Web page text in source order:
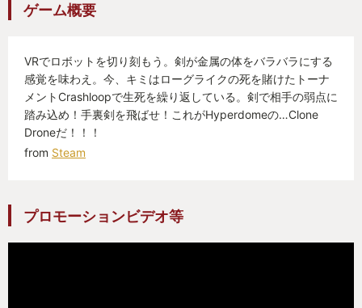
うまく戦えれば斬って捨て斬っては捨ての無双も可
けれど調子に乗って斬られれば即死！ナムアミダブ
ツ！
でもボクセルなロボットだからグロくない！安心！
カジュアルな見た目からは想像できないほど、
で避けられたりもする。
痩せます。痩せました。
ゲーム概要
VRでロボットを切り刻もう。剣が金属の体をバラバラにする
感覚を味わえ。今、キミはローグライクの死を賭けたトーナ
メントCrashloopで生死を繰り返している。剣で相手の弱点に
踏み込め！手裏剣を飛ばせ！これがHyperdomeの…Clone
Droneだ！！！
from Steam
プロモーションビデオ等